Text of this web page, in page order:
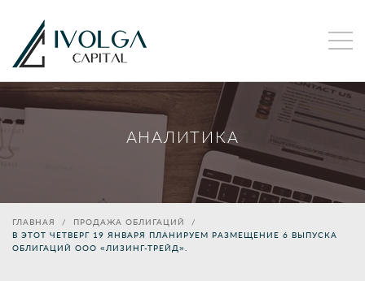
АНАЛИТИКА
ГЛАВНАЯ
ПРОДАЖА ОБЛИГАЦИЙ
В ЭТОТ ЧЕТВЕРГ 19 ЯНВАРЯ ПЛАНИРУЕМ РАЗМЕЩЕНИЕ 6 ВЫПУСКА
ОБЛИГАЦИЙ ООО «ЛИЗИНГ-ТРЕЙД».